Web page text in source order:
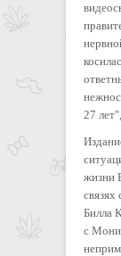
27
жизни
Билла
с